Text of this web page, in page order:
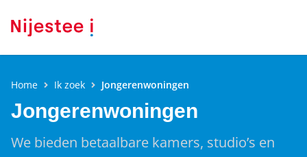
Home Ik zoek Jongerenwoningen
Jongerenwoningen
We bieden betaalbare kamers, studio’s en